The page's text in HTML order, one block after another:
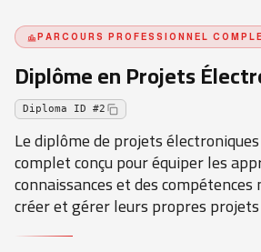
PARCOURS PROFESSIONNEL
Diplôme en Projets
Diploma ID #2
Le diplôme de projets
complet conçu pour équiper les
connaissances et des
créer et gérer leurs propres